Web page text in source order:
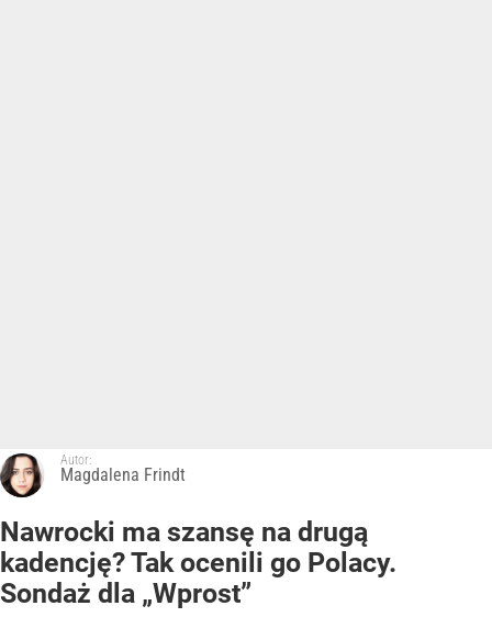
Autor:
Magdalena Frindt
Nawrocki ma szansę na drugą
kadencję? Tak ocenili go Polacy.
Sondaż dla „Wprost”